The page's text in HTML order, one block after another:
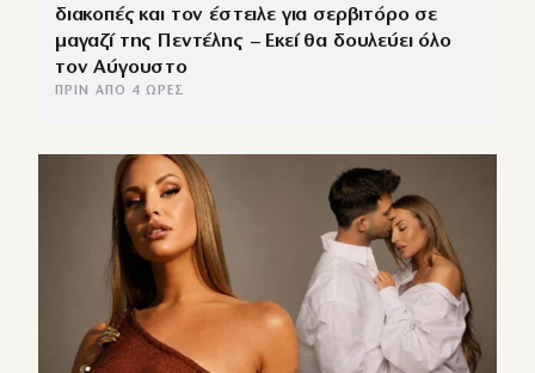
διακοπές και τον έστειλε για σερβιτόρο σε
μαγαζί της Πεντέλης – Εκεί θα δουλεύει όλο
τον Αύγουστο
ΠΡΙΝ ΑΠΌ 4 ΏΡΕΣ